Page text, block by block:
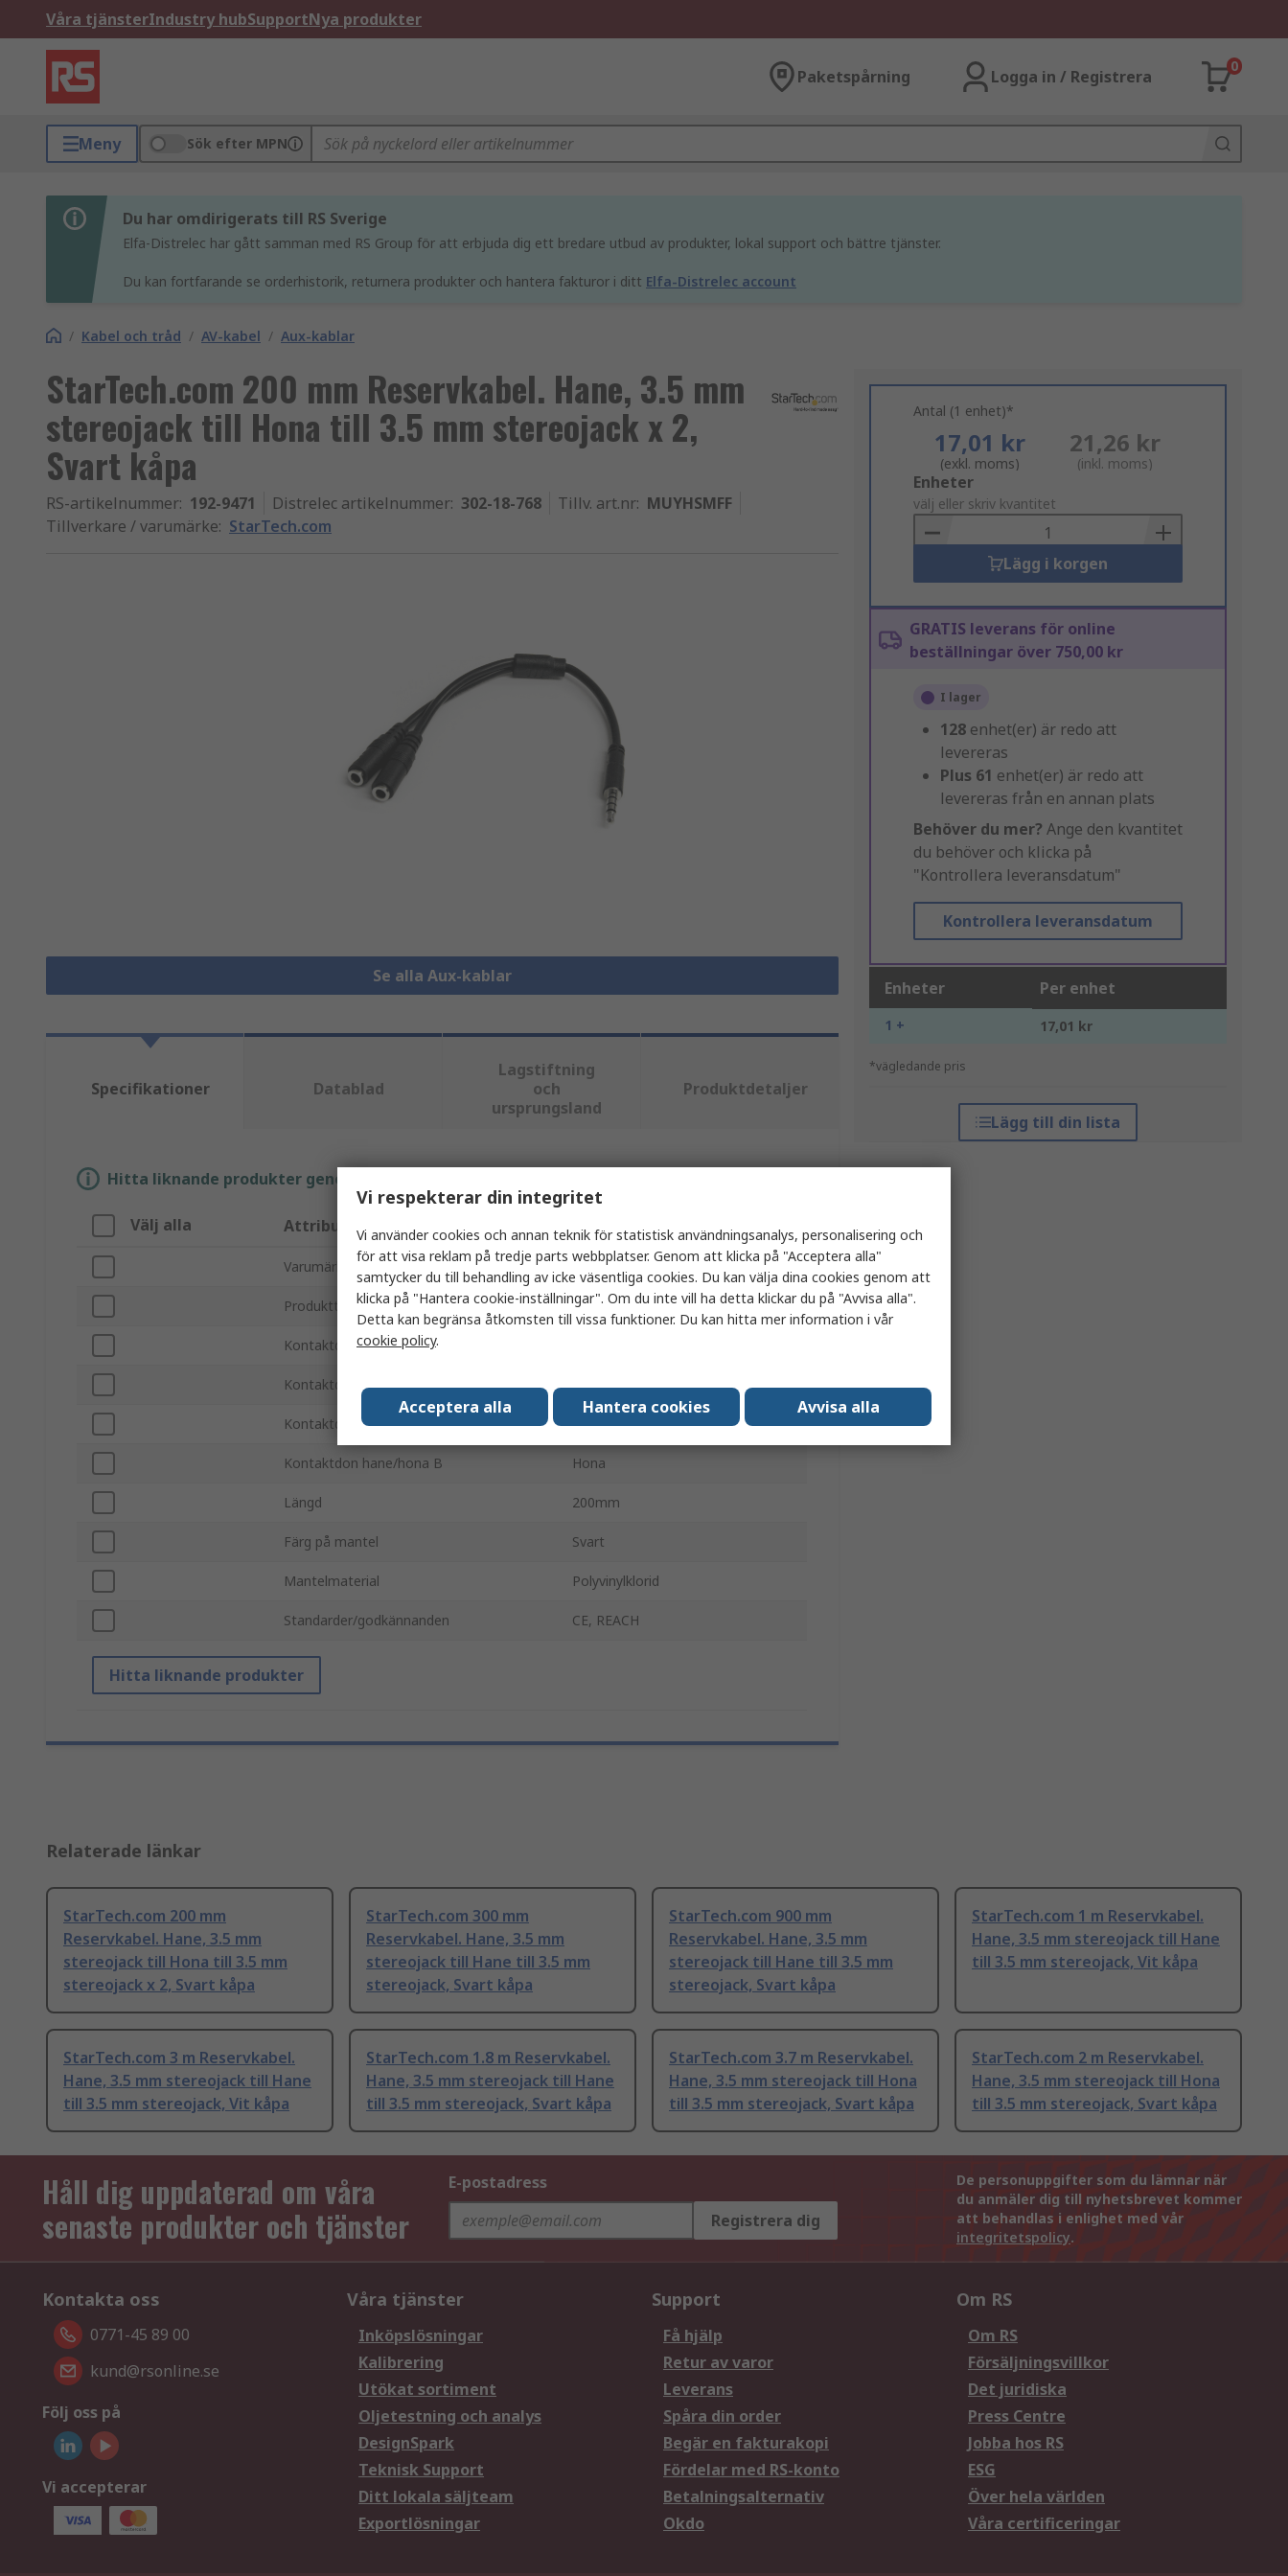
Våra tjänsterIndustry hubSupportNya produkter
Paketspårning Logga in / Registrera
0
Meny Sök efter MPN
Du har omdirigerats till RS Sverige
Elfa-Distrelec har gått samman med RS Group för att erbjuda dig ett bredare utbud av produkter, lokal support och bättre tjänster.
Du kan fortfarande se orderhistorik, returnera produkter och hantera fakturor i ditt Elfa-Distrelec account
/ Kabel och tråd / AV-kabel / Aux-kablar
StarTech.com 200 mm Reservkabel. Hane, 3.5 mm
stereojack till Hona till 3.5 mm stereojack x 2,
Svart kåpa
RS-artikelnummer: 192-9471 Distrelec artikelnummer: 302-18-768 Tillv. art.nr: MUYHSMFF
Tillverkare / varumärke: StarTech.com
Se alla Aux-kablar
Antal (1 enhet)*
17,01 kr
(exkl. moms)
21,26 kr
(inkl. moms)
Add
to
Basket
Enheter
välj eller skriv kvantitet
Lägg i korgen
GRATIS leverans för online
beställningar över 750,00 kr
I lager
128 enhet(er) är redo att
levereras
Plus 61 enhet(er) är redo att
levereras från en annan plats
Behöver du mer? Ange den kvantitet
du behöver och klicka på
"Kontrollera leveransdatum"
Kontrollera leveransdatum
Enheter Per enhet
1 + 17,01 kr
*vägledande pris
Lägg till din lista
Specifikationer Datablad
Lagstiftning
och
ursprungsland
Produktdetaljer
Hitta liknande produkter genom att välja ett eller flera attribut.
Välj alla Attribut Värde
Varumärke StarTech.com
Produkttyp Reservkabel.
Kontaktdon typ A
Kontaktdon typ B 3.5 mm stereojack x 2
Kontaktdon hane/hona A Hane
Kontaktdon hane/hona B Hona
Längd 200mm
Färg på mantel Svart
Mantelmaterial Polyvinylklorid
Standarder/godkännanden CE, REACH
Hitta liknande produkter
Relaterade länkar
StarTech.com 200 mm
Reservkabel. Hane, 3.5 mm
stereojack till Hona till 3.5 mm
stereojack x 2, Svart kåpa
StarTech.com 300 mm
Reservkabel. Hane, 3.5 mm
stereojack till Hane till 3.5 mm
stereojack, Svart kåpa
StarTech.com 900 mm
Reservkabel. Hane, 3.5 mm
stereojack till Hane till 3.5 mm
stereojack, Svart kåpa
StarTech.com 1 m Reservkabel.
Hane, 3.5 mm stereojack till Hane
till 3.5 mm stereojack, Vit kåpa
StarTech.com 3 m Reservkabel.
Hane, 3.5 mm stereojack till Hane
till 3.5 mm stereojack, Vit kåpa
StarTech.com 1.8 m Reservkabel.
Hane, 3.5 mm stereojack till Hane
till 3.5 mm stereojack, Svart kåpa
StarTech.com 3.7 m Reservkabel.
Hane, 3.5 mm stereojack till Hona
till 3.5 mm stereojack, Svart kåpa
StarTech.com 2 m Reservkabel.
Hane, 3.5 mm stereojack till Hona
till 3.5 mm stereojack, Svart kåpa
Håll dig uppdaterad om våra
senaste produkter och tjänster
E-postadress
Registrera dig
De personuppgifter som du lämnar när
du anmäler dig till nyhetsbrevet kommer
att behandlas i enlighet med vår
integritetspolicy.
Kontakta oss
0771-45 89 00
kund@rsonline.se
Följ oss på
Vi accepterar
Våra tjänster
Inköpslösningar
Kalibrering
Utökat sortiment
Oljetestning och analys
DesignSpark
Teknisk Support
Ditt lokala säljteam
Exportlösningar
Support
Få hjälp
Retur av varor
Leverans
Spåra din order
Begär en fakturakopi
Fördelar med RS-konto
Betalningsalternativ
Okdo
Om RS
Om RS
Försäljningsvillkor
Det juridiska
Press Centre
Jobba hos RS
ESG
Över hela världen
Våra certificeringar
Vi respekterar din integritet
Vi använder cookies och annan teknik för statistisk användningsanalys, personalisering och
för att visa reklam på tredje parts webbplatser. Genom att klicka på "Acceptera alla"
samtycker du till behandling av icke väsentliga cookies. Du kan välja dina cookies genom att
klicka på "Hantera cookie-inställningar". Om du inte vill ha detta klickar du på "Avvisa alla".
Detta kan begränsa åtkomsten till vissa funktioner. Du kan hitta mer information i vår
cookie policy.
Acceptera alla Hantera cookies Avvisa alla